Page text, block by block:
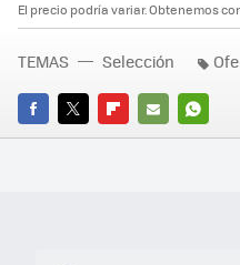
El precio podría variar. Obtenemos
FACEBOOK
TWITTERFLIPBOARD
E-
TEMAS Selección